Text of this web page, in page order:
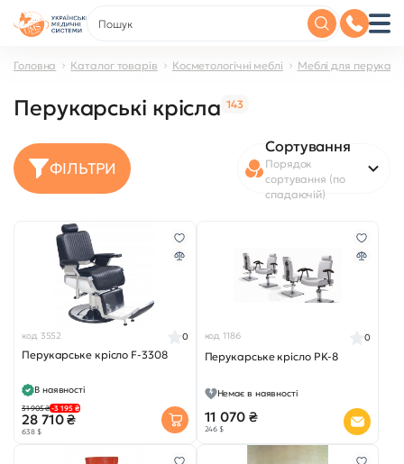
Головна Каталог товарів Косметологічні меблі Меблі для
Перукарські крісла 143
ФІЛЬТРИ
Сортування
Порядок
сортування (по
спадаючій)
код 3552
Перукарське крісло F-3308
0
В наявності
31 905 ₴ -3 195 ₴
28 710 ₴
638 $
код 1186
Перукарське крісло PK-8
0
Немає в наявності
11 070 ₴
246 $